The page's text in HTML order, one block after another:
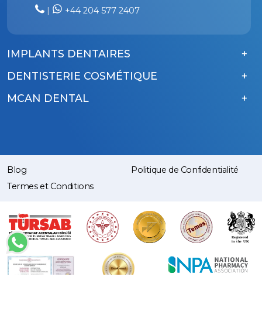
|
+44 204 577 2407
IMPLANTS DENTAIRES
DENTISTERIE COSMÉTIQUE
MCAN DENTAL
Blog
Politique de Confidentialité
Termes et Conditions